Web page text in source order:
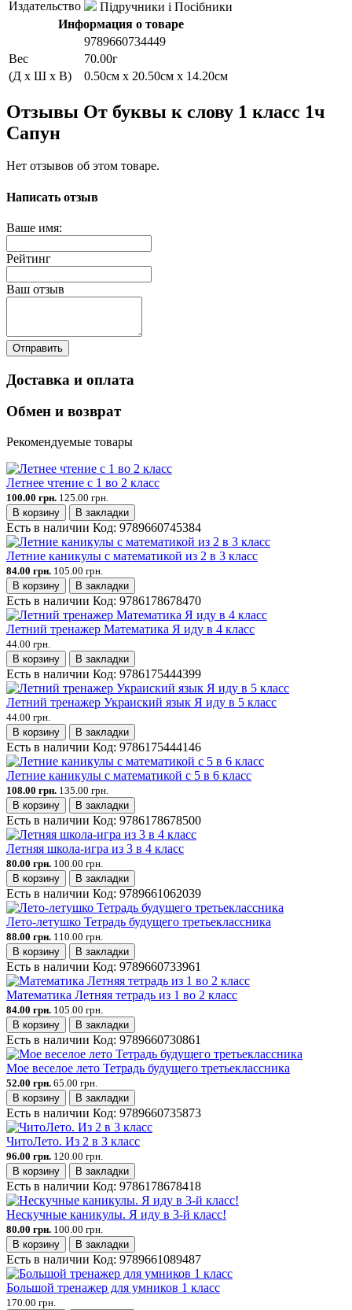
Издательство
Підручники і Посібники
Информация о товаре
9789660734449
Вес
70.00г
(Д x Ш x В)
0.50см x 20.50см x 14.20см
Отзывы От буквы к слову 1 класс 1ч
Сапун
Нет отзывов об этом товаре.
Написать отзыв
Ваше имя:
Рейтинг
Ваш отзыв
Отправить
Доставка и оплата
Обмен и возврат
Рекомендуемые товары
Летнее чтение с 1 во 2 класс
100.00 грн. 125.00 грн.
В корзину
В закладки
Есть в наличии Код: 9789660745384
Летние каникулы с математикой из 2 в 3 класс
84.00 грн. 105.00 грн.
В корзину
В закладки
Есть в наличии Код: 9786178678470
Летний тренажер Математика Я иду в 4 класс
44.00 грн.
В корзину
В закладки
Есть в наличии Код: 9786175444399
Летний тренажер Украиский язык Я иду в 5 класс
44.00 грн.
В корзину
В закладки
Есть в наличии Код: 9786175444146
Летние каникулы с математикой с 5 в 6 класс
108.00 грн. 135.00 грн.
В корзину
В закладки
Есть в наличии Код: 9786178678500
Летняя школа-игра из 3 в 4 класс
80.00 грн. 100.00 грн.
В корзину
В закладки
Есть в наличии Код: 9789661062039
Лето-летушко Тетрадь будущего третьеклассника
88.00 грн. 110.00 грн.
В корзину
В закладки
Есть в наличии Код: 9789660733961
Математика Летняя тетрадь из 1 во 2 класс
84.00 грн. 105.00 грн.
В корзину
В закладки
Есть в наличии Код: 9789660730861
Мое веселое лето Тетрадь будущего третьеклассника
52.00 грн. 65.00 грн.
В корзину
В закладки
Есть в наличии Код: 9789660735873
ЧитоЛето. Из 2 в 3 класс
96.00 грн. 120.00 грн.
В корзину
В закладки
Есть в наличии Код: 9786178678418
Нескучные каникулы. Я иду в 3-й класс!
80.00 грн. 100.00 грн.
В корзину
В закладки
Есть в наличии Код: 9789661089487
Большой тренажер для умников 1 класс
170.00 грн.